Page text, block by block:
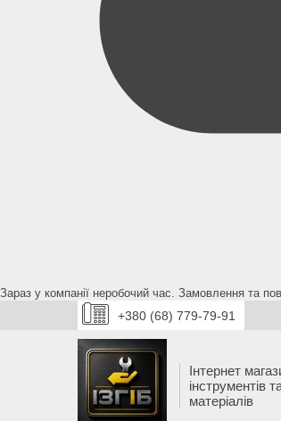
Зараз у компанії неробочий час. Замовлення та
+380 (68) 779-79-91
Інтернет
інструментів
матеріалів